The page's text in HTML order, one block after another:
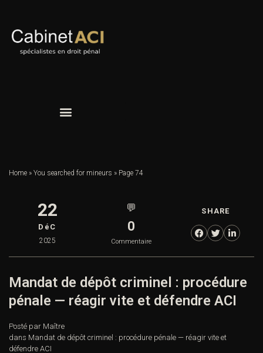
Home » You searched for mineurs » Page 74
22
DéC
2025
💬
0
Commentaire
SHARE
Mandat de dépôt criminel : procédure
pénale — réagir vite et défendre ACI
Posté par Maître
dans Mandat de dépôt criminel : procédure pénale — réagir vite et
défendre ACI